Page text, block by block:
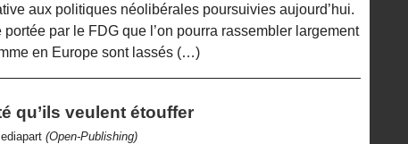
aux politiques néolibérales poursuivies aujourd’hui.
par le FDG que l’on pourra rassembler largement
en Europe sont lassés (…)
qu’ils veulent étouffer
(Open-Publishing)